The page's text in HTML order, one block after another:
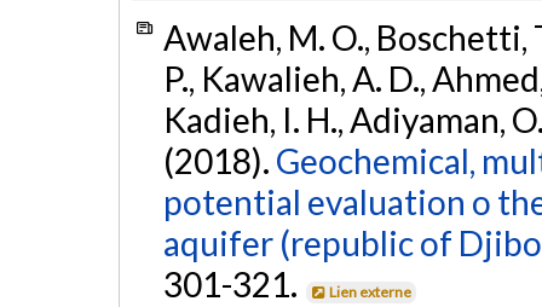
Awaleh, M. O., Boschetti,
P., Kawalieh, A. D.,
Kadieh, I. H., Adiyaman,
(2018). Geochemical,
potential evaluation o
aquifer (republic of
301-321.
Lien externe